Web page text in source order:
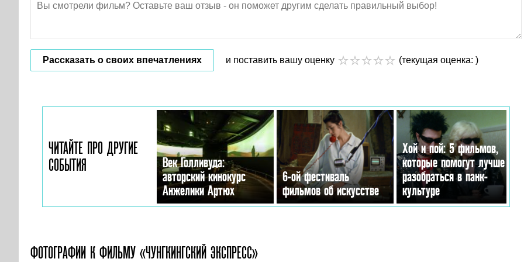
Рассказать о своих впечатлениях и поставить вашу оценку (текущая оценка: )
ЧИТАЙТЕ ПРО ДРУГИЕ
СОБЫТИЯ
Век Голливуда:
авторский кинокурс
Анжелики Артюх
6-ой фестиваль
фильмов об искусстве
Хой и пой: 5 фильмов,
которые помогут лучше
разобраться в панк-
культуре
ФОТОГРАФИИ К ФИЛЬМУ «ЧУНГКИНГСКИЙ ЭКСПРЕСС»